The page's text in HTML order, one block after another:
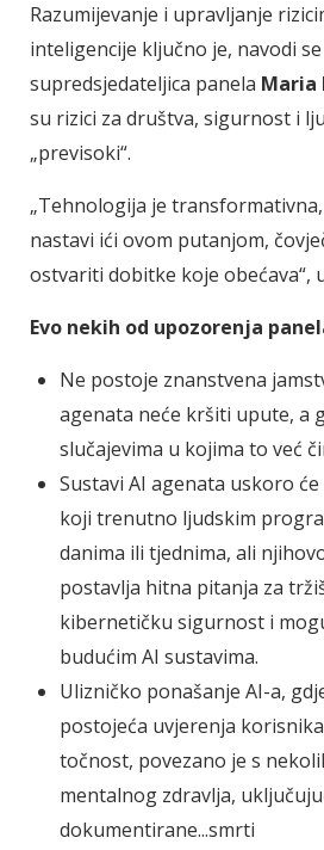
Razumijevanje i upravljanje
inteligencije ključno je, navodi
supredsjedateljica panela Maria
su rizici za društva, sigurnost i
„previsoki“.
„Tehnologija je
nastavi ići ovom putanjom,
ostvariti dobitke koje obećava“,
Evo nekih od upozorenja
Ne postoje znanstvena
agenata neće kršiti upute, a
slučajevima u kojima to već
Sustavi AI agenata uskoro
koji trenutno ljudskim
danima ili tjednima, ali
postavlja hitna pitanja za
kibernetičku sigurnost i
budućim AI sustavima.
Ulizničko ponašanje AI-a,
postojeća uvjerenja
točnost, povezano je s
mentalnog zdravlja,
dokumentirane...smrti